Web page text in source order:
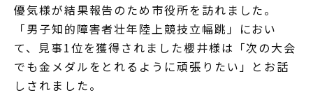
優気様が結果報告のため市役所を訪れました。
「男子知的障害者壮年陸上競技立幅跳」におい
て、見事1位を獲得されました櫻井様は「次の大会
でも金メダルをとれるように頑張りたい」とお話
しされました。